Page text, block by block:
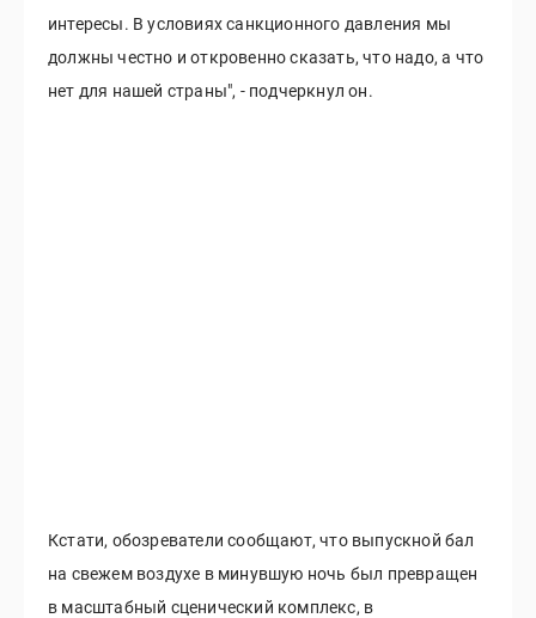
интересы. В условиях санкционного давления мы
должны честно и откровенно сказать, что надо, а что
нет для нашей страны", - подчеркнул он.
Кстати, обозреватели сообщают, что выпускной бал
на свежем воздухе в минувшую ночь был превращен
в масштабный сценический комплекс, в